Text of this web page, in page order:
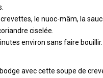
le nuoc-mâm, la
ciselée.
environ sans faire bouillir.
avec cette soupe de